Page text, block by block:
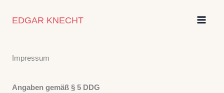
InhaltEDGAR KNECHT
Impressum
Angaben gemäß § 5 DDG